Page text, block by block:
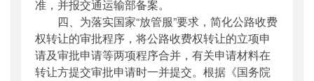
准，并报交通运输部备案。
四、为落实国家“放管服”要求，简化公路收费
权转让的审批程序，将公路收费权转让的立项申
请及审批申请等两项程序合并，有关申请材料在
转让方提交审批申请时一并提交。根据《国务院